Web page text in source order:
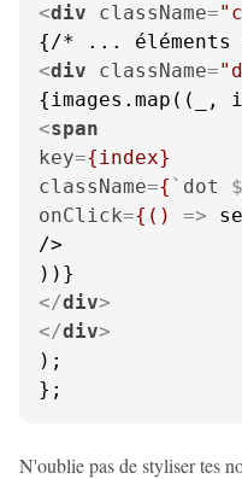
<div className=
<div className=
<span
key={index}
className={ ` dot
onClick={() =>
/>
</div>
</div>
);
};
N'oublie pas de styliser tes